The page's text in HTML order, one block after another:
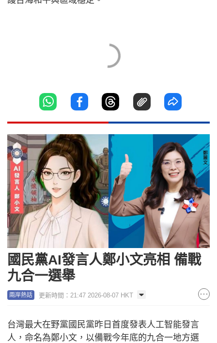
國民黨AI發言人鄭小文亮相 備戰
九合一選舉
兩岸熱話 更新時間：21:47 2026-08-07 HKT
台灣最大在野黨國民黨昨日首度發表人工智能發言
人，命名為鄭小文，以備戰今年底的九合一地方選